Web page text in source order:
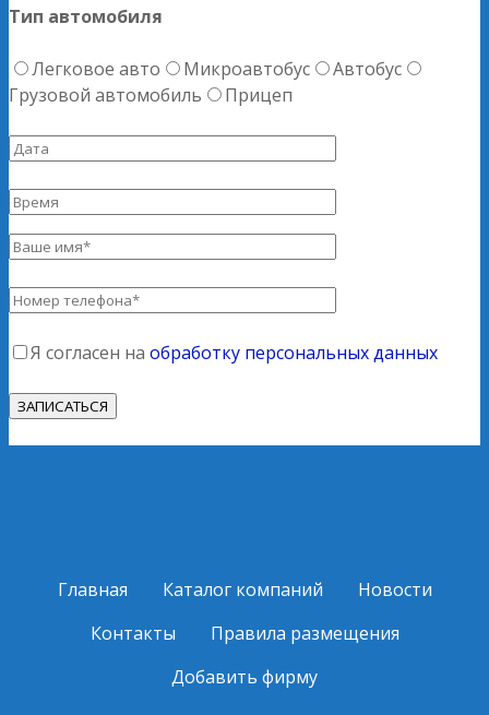
Тип автомобиля
Легковое авто Микроавтобус
Автобус
Грузовой автомобиль
Прицеп
Я согласен на обработку персональных данных
Главная Каталог компаний
Новости
Контакты
Правила размещения
Добавить фирму